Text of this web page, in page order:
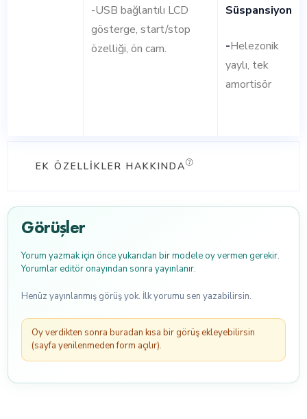
-USB bağlantılı LCD
gösterge, start/stop
özelliği, ön cam.
Süspansiyon
-Helezonik
yaylı, tek
amortisör
EK ÖZELLIKLER HAKKINDA
Görüşler
Yorum yazmak için önce yukarıdan bir modele oy vermen gerekir.
Yorumlar editör onayından sonra yayınlanır.
Henüz yayınlanmış görüş yok. İlk yorumu sen yazabilirsin.
Oy verdikten sonra buradan kısa bir görüş ekleyebilirsin
(sayfa yenilenmeden form açılır).